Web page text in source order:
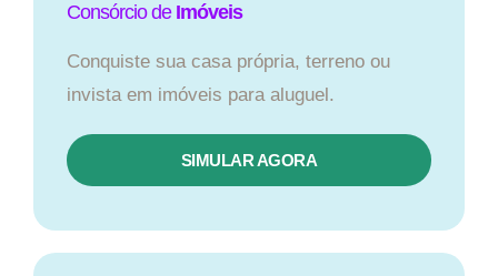
Consórcio de Imóveis
Conquiste sua casa própria, terreno ou
invista em imóveis para aluguel.
SIMULAR AGORA​